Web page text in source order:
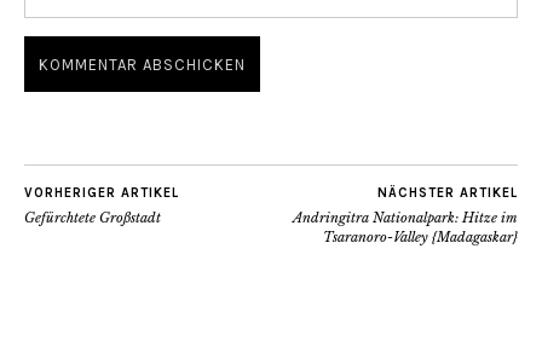
VORHERIGER ARTIKEL
Gefürchtete Großstadt
NÄCHSTER ARTIKEL
Andringitra Nationalpark: Hitze im
Tsaranoro-Valley {Madagaskar}